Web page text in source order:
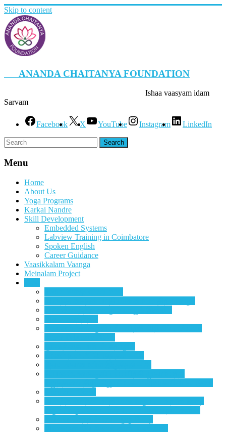
Skip to content
ANANDA CHAITANYA FOUNDATION
Ishaa vaasyam idam
Sarvam
Facebook X YouTube Instagram LinkedIn
Menu
Home
About Us
Yoga Programs
Karkai Nandre
Skill Development
Embedded Systems
Labview Training in Coimbatore
Spoken English
Career Guidance
Vaasikkalam Vaanga
Meinalam Project